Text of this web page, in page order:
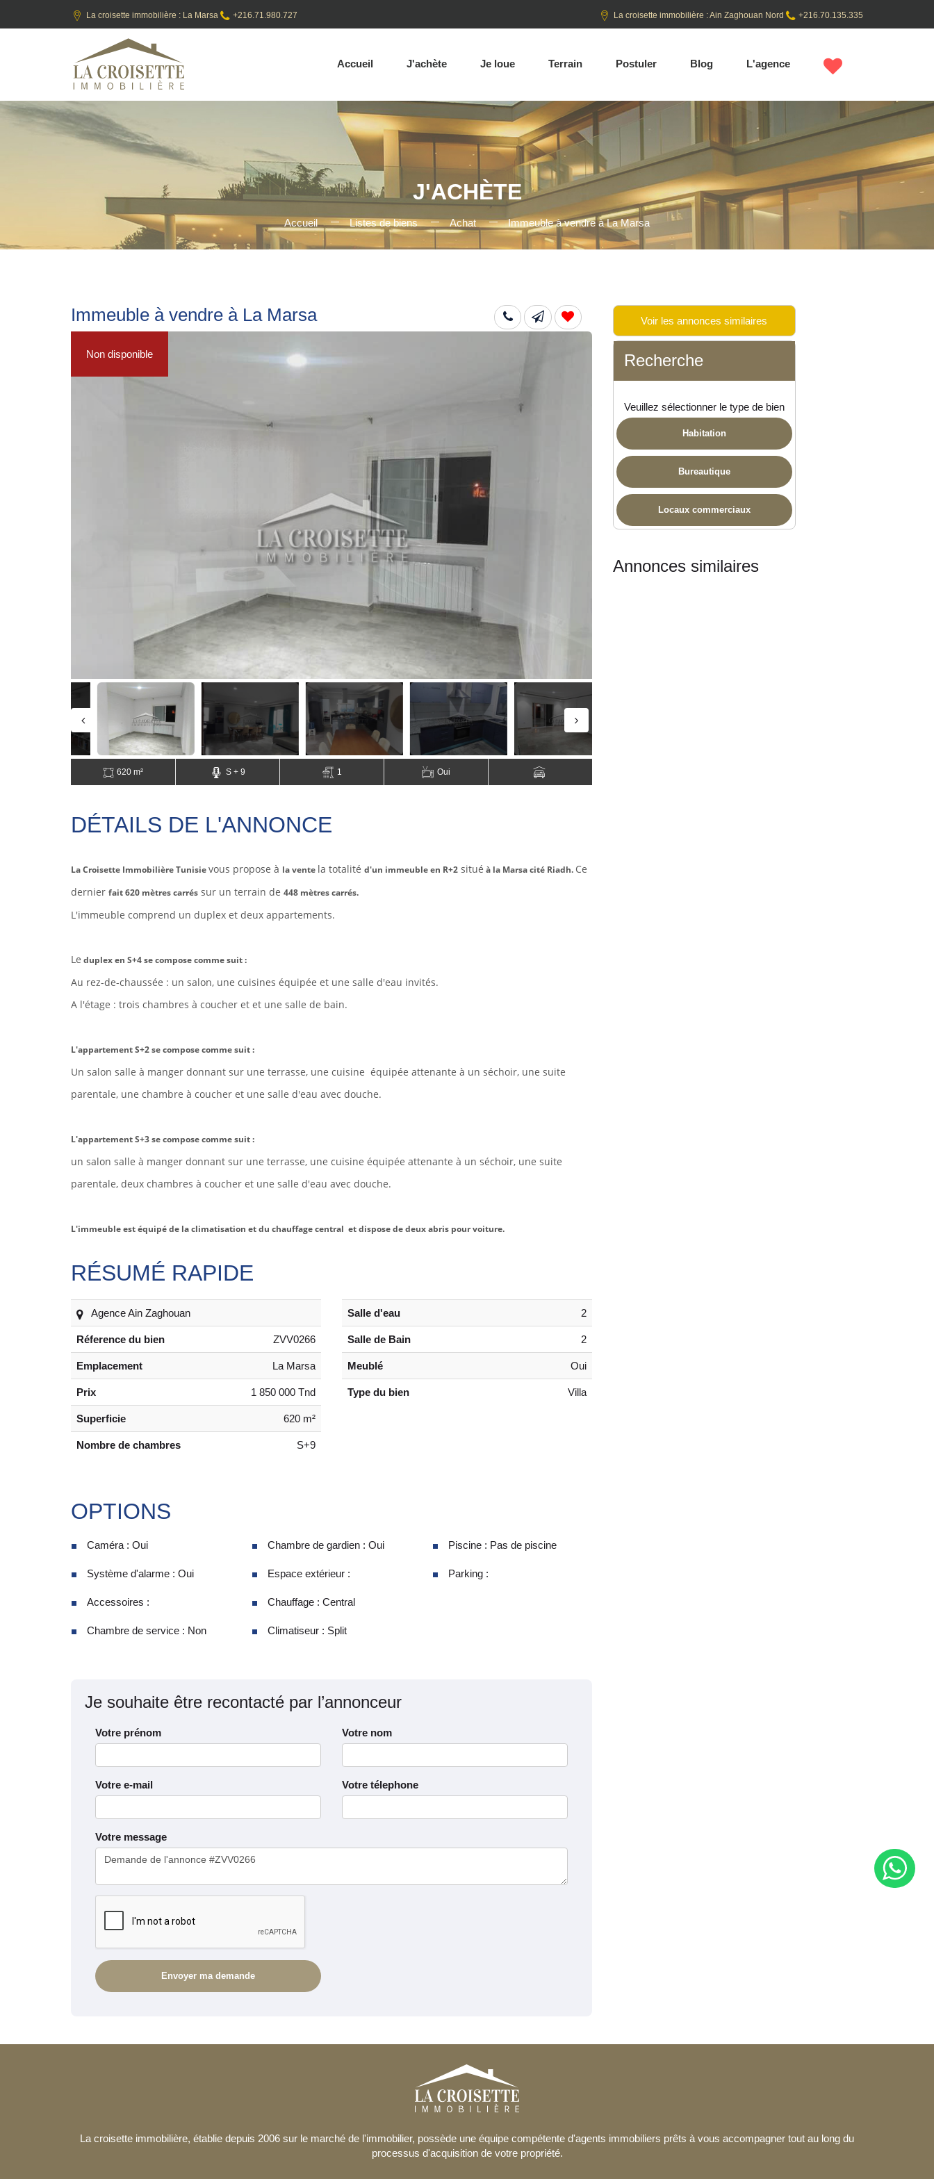
La croisette immobilière : La Marsa +216.71.980.727 La croisette immobilière : Ain Zaghouan Nord +216.70.135.335
Accueil J'achète Je loue Terrain Postuler Blog L'agence
J'ACHÈTE
Accueil Listes de biens Achat Immeuble à vendre à La Marsa
Immeuble à vendre à La Marsa
Non disponible Non disponible
620 m² S + 9 1 Oui
DÉTAILS DE L'ANNONCE
La Croisette Immobilière Tunisievous propose à la vente la totalité d'un immeuble en R+2 situé à la Marsa cité Riadh. Ce
dernier fait 620 mètres carrés sur un terrain de 448 mètres carrés.
L'immeuble comprend un duplex et deux appartements.
Le duplex en S+4 se compose comme suit :
Au rez-de-chaussée : un salon, une cuisines équipée et une salle d'eau invités.
A l'étage : trois chambres à coucher et et une salle de bain.
L'appartement S+2 se compose comme suit :
Un salon salle à manger donnant sur une terrasse, une cuisine équipée attenante à un séchoir, une suite
parentale, une chambre à coucher et une salle d'eau avec douche.
L'appartement S+3 se compose comme suit :
un salon salle à manger donnant sur une terrasse, une cuisine équipée attenante à un séchoir, une suite
parentale, deux chambres à coucher et une salle d'eau avec douche.
L'immeuble est équipé de la climatisation et du chauffage central et dispose de deux abris pour voiture.
RÉSUMÉ RAPIDE
Agence Ain Zaghouan
Réference du bien ZVV0266
Emplacement La Marsa
Prix 1 850 000 Tnd
Superficie 620 m²
Nombre de chambres S+9
Salle d'eau 2
Salle de Bain 2
Meublé Oui
Type du bien Villa
OPTIONS
Caméra : Oui
Système d'alarme : Oui
Accessoires :
Chambre de service : Non
Chambre de gardien : Oui
Espace extérieur :
Chauffage : Central
Climatiseur : Split
Piscine : Pas de piscine
Parking :
Je souhaite être recontacté par l’annonceur
Votre prénom Votre nom
Votre e-mail Votre télephone
Votre message
Voir les annonces similaires
Recherche
Veuillez sélectionner le type de bien
Habitation
Bureautique
Locaux commerciaux
Annonces similaires
La croisette immobilière, établie depuis 2006 sur le marché de l'immobilier, possède une équipe compétente d'agents immobiliers prêts à vous accompagner tout au long du
processus d'acquisition de votre propriété.